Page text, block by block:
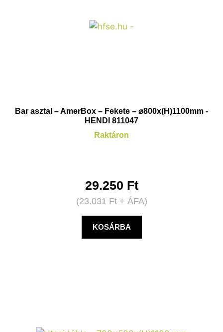
Bar asztal – AmerBox – Fekete – ⌀800x(H)1100mm -
HENDI 811047
Raktáron
29.250 Ft
(23.031 Ft+ ÁFA)
KOSÁRBA